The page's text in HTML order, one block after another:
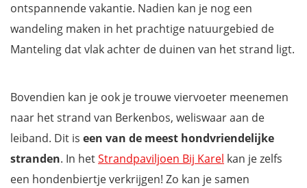
ontspannende vakantie. Nadien kan je nog een
wandeling maken in het prachtige natuurgebied de
Manteling dat vlak achter de duinen van het strand ligt.
Bovendien kan je ook je trouwe viervoeter meenemen
naar het strand van Berkenbos, weliswaar aan de
leiband. Dit is een van de meest hondvriendelijke
stranden. In hetStrandpaviljoen Bij Karel kan je zelfs
een hondenbiertje verkrijgen! Zo kan je samen